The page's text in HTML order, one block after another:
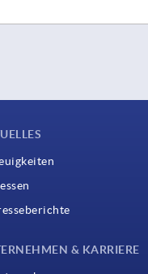
& KARRIERE